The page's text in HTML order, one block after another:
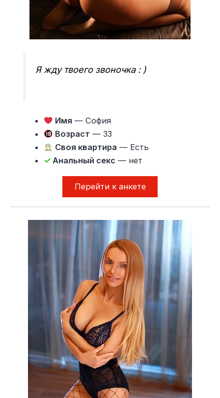
Я жду твоего звоночка : )
Имя — София
Возраст — 33
Своя квартира — Есть
✓ Анальный секс — нет
Перейти к анкете